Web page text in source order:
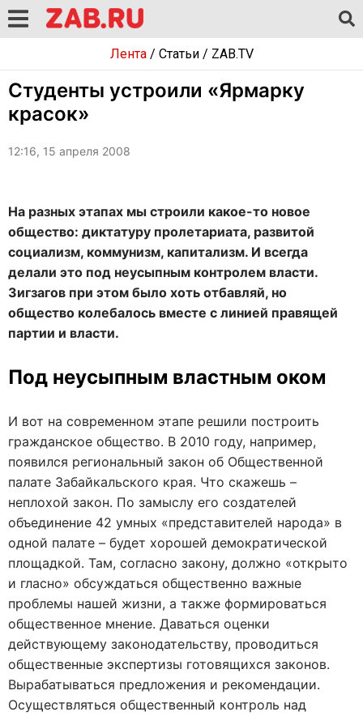
Лента/ Статьи/ ZAB.TV
Студенты устроили «Ярмарку
красок»
12:16, 15 апреля 2008
На разных этапах мы строили какое-то новое
общество: диктатуру пролетариата, развитой
социализм, коммунизм, капитализм. И всегда
делали это под неусыпным контролем власти.
Зигзагов при этом было хоть отбавляй, но
общество колебалось вместе с линией правящей
партии и власти.
Под неусыпным властным оком
И вот на современном этапе решили построить
гражданское общество. В 2010 году, например,
появился региональный закон об Общественной
палате Забайкальского края. Что скажешь –
неплохой закон. По замыслу его создателей
объединение 42 умных «представителей народа» в
одной палате – будет хорошей демократической
площадкой. Там, согласно закону, должно «открыто
и гласно» обсуждаться общественно важные
проблемы нашей жизни, а также формироваться
общественное мнение. Даваться оценки
действующему законодательству, проводиться
общественные экспертизы готовящихся законов.
Вырабатываться предложения и рекомендации.
Осуществляться общественный контроль над